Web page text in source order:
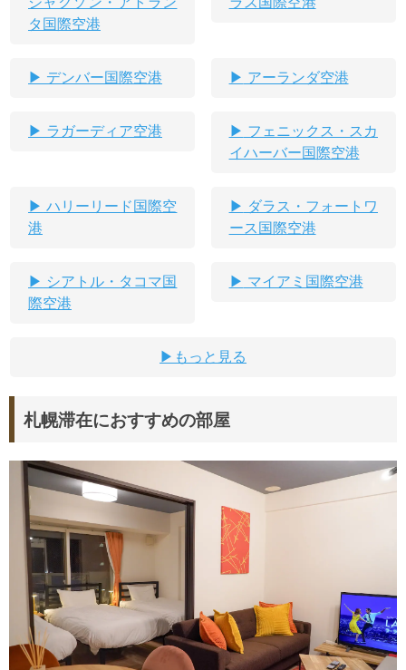
タ国際空港
デンバー国際空港 アーランダ空港
ラガーディア空港
フェニックス・スカ
イハーバー国際空港
ハリーリード国際空
港
ダラス・フォートワ
ース国際空港
シアトル・タコマ国
際空港
マイアミ国際空港
もっと見る
札幌滞在におすすめの部屋